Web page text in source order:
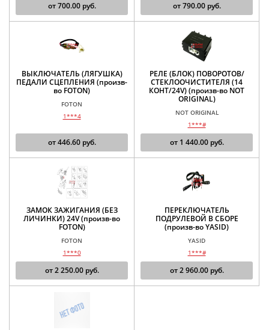
от700.00руб. от790.00руб.
ВЫКЛЮЧАТЕЛЬ (ЛЯГУШКА)
ПЕДАЛИ СЦЕПЛЕНИЯ (произв-
во FOTON)
FOTON
1***4
от446.60руб.
РЕЛЕ (БЛОК) ПОВОРОТОВ/
СТЕКЛООЧИСТИТЕЛЯ (14
КОНТ/24V) (произв-во NOT
ORIGINAL)
NOT ORIGINAL
1***#
от 1 440.00руб.
ЗАМОК ЗАЖИГАНИЯ (БЕЗ
ЛИЧИНКИ) 24V (произв-во
FOTON)
FOTON
1***0
от2 250.00руб.
ПЕРЕКЛЮЧАТЕЛЬ
ПОДРУЛЕВОЙ В СБОРЕ
(произв-во YASID)
YASID
1***#
от2 960.00руб.